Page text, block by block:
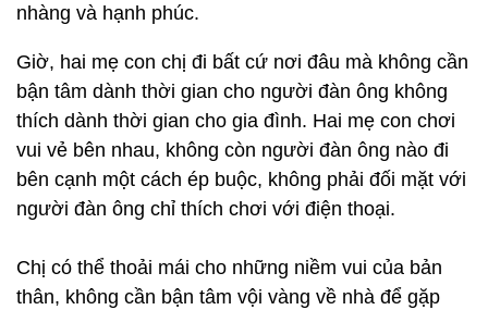
nhàng và hạnh phúc.
Giờ, hai mẹ con chị đi bất cứ nơi đâu mà không cần
bận tâm dành thời gian cho người đàn ông không
thích dành thời gian cho gia đình. Hai mẹ con chơi
vui vẻ bên nhau, không còn người đàn ông nào đi
bên cạnh một cách ép buộc, không phải đối mặt với
người đàn ông chỉ thích chơi với điện thoại.
Chị có thể thoải mái cho những niềm vui của bản
thân, không cần bận tâm vội vàng về nhà để gặp